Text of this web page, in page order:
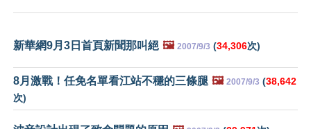
新華網9月3日首頁新聞那叫絕 🖼️ 2007/9/3 (34,306次)
8月激戰！任免名單看江站不穩的三條腿 🖼️ 2007/9/3 (38,642
次)